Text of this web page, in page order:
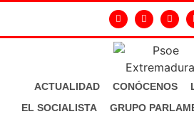
ACTUALIDAD CONÓCENOS
EL SOCIALISTA
GRUPO